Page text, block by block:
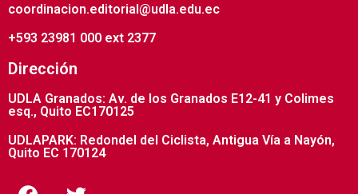
coordinacion.editorial@udla.edu.ec
+593 23981 000 ext 2377
Dirección
UDLA Granados: Av. de los Granados E12-41 y Colimes
esq., Quito EC170125
UDLAPARK: Redondel del Ciclista, Antigua Vía a Nayón,
Quito EC 170124